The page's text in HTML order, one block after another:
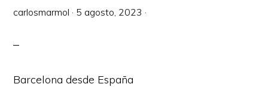
'avant-
carlosmarmol · 5 agosto, 2023 ·
Barcelona desde España